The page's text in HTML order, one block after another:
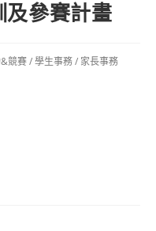
參賽計畫
競賽/學生事務/ 家長事務